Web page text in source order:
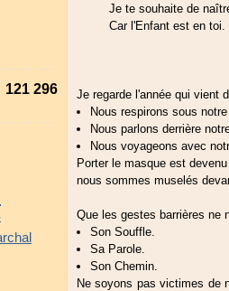
121 296
Je te souhaite de naître
Car l'Enfant est en toi.
Je regarde l'année qui vient
Nous respirons sous
Nous parlons derrière
Nous voyageons avec
Porter le masque est
nous sommes muselés
Que les gestes barrières ne
Son Souffle.
Sa Parole.
Son Chemin.
Ne soyons pas victimes de